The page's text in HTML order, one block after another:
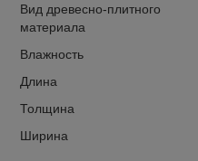
Вид древесно-плитного
материала
Влажность
Длина
Толщина
Ширина